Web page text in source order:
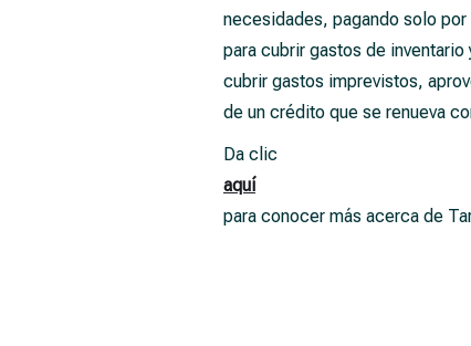
necesidades, pagando solo
para cubrir gastos de
cubrir gastos imprevistos,
de un crédito que se renueva
Da clic
aquí
para conocer más acerca de